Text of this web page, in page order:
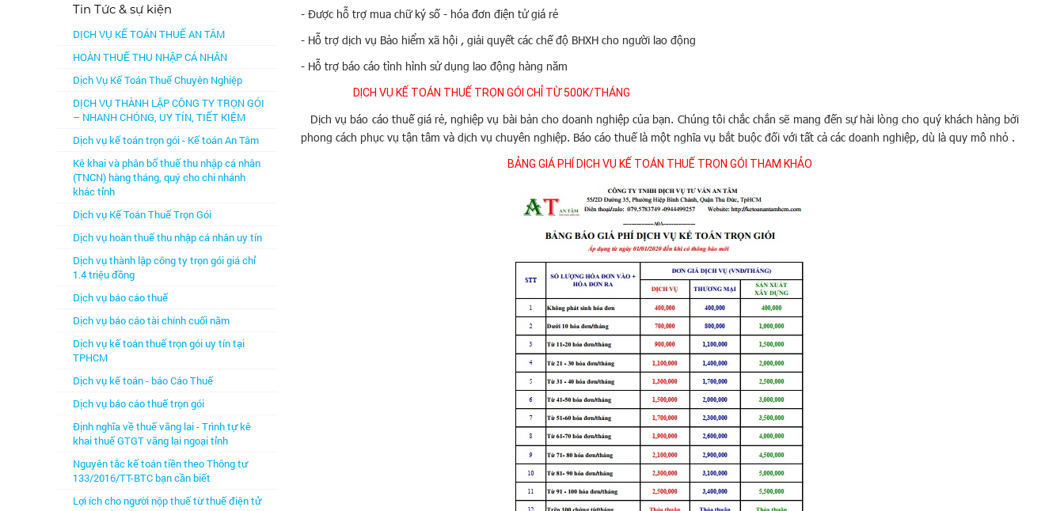
Tin Tức & sự kiện
DỊCH VỤ KẾ TOÁN THUẾ AN TÂM
HOÀN THUẾ THU NHẬP CÁ NHÂN
Dịch Vụ Kế Toán Thuế Chuyên Nghiệp
DỊCH VỤ THÀNH LẬP CÔNG TY TRỌN GÓI
– NHANH CHÓNG, UY TÍN, TIẾT KIỆM
Dịch vụ kế toán trọn gói - Kế toán An Tâm
Kê khai và phân bổ thuế thu nhập cá nhân
(TNCN) hàng tháng, quý cho chi nhánh
khác tỉnh
Dịch vụ Kế Toán Thuế Trọn Gói
Dịch vụ hoàn thuế thu nhập cá nhân uy tín
Dịch vụ thành lập công ty trọn gói giá chỉ
1.4 triệu đồng
Dịch vụ báo cáo thuế
Dịch vụ báo cáo tài chính cuối năm
Dịch vụ kế toán thuế trọn gói uy tín tại
TPHCM
Dịch vụ kế toán - báo Cáo Thuế
Dịch vụ báo cáo thuế trọn gói
Định nghĩa về thuế vãng lai - Trình tự kê
khai thuế GTGT vãng lai ngoại tỉnh
Nguyên tắc kế toán tiền theo Thông tư
133/2016/TT-BTC bạn cần biết
Lợi ích cho người nộp thuế từ thuế điện tử
- Được hỗ trợ mua chữ ký số - hóa đơn điện tử giá rẻ
- Hỗ trợ dịch vụ Bảo hiểm xã hội , giải quyết các chế độ BHXH cho người lao động
- Hỗ trợ báo cáo tình hình sử dụng lao động hàng năm
DỊCH VỤ KẾ TOÁN THUẾ TRỌN GÓI CHỈ TỪ 500K/THÁNG
Dịch vụ báo cáo thuế giá rẻ, nghiệp vụ bài bản cho doanh nghiệp của bạn. Chúng tôi chắc chắn sẽ mang đến sự hài lòng cho quý khách hàng bởi
phong cách phục vụ tận tâm và dịch vụ chuyên nghiệp. Báo cáo thuế là một nghĩa vụ bắt buộc đối với tất cả các doanh nghiệp, dù là quy mô nhỏ .
BẢNG GIÁ PHÍ DỊCH VỤ KẾ TOÁN THUẾ TRỌN GÓI THAM KHẢO